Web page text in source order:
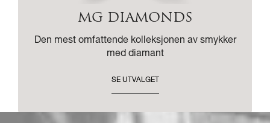
MG DIAMONDS
Den mest omfattende kolleksjonen av smykker
med diamant
SE UTVALGET